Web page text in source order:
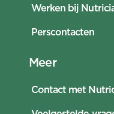
Werken bij
Perscontacten
Meer
Contact met